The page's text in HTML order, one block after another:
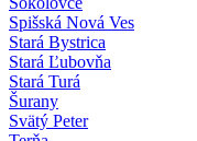
Spišská Nová Ves
Stará Bystrica
Stará Ľubovňa
Stará Turá
Šurany
Svätý Peter